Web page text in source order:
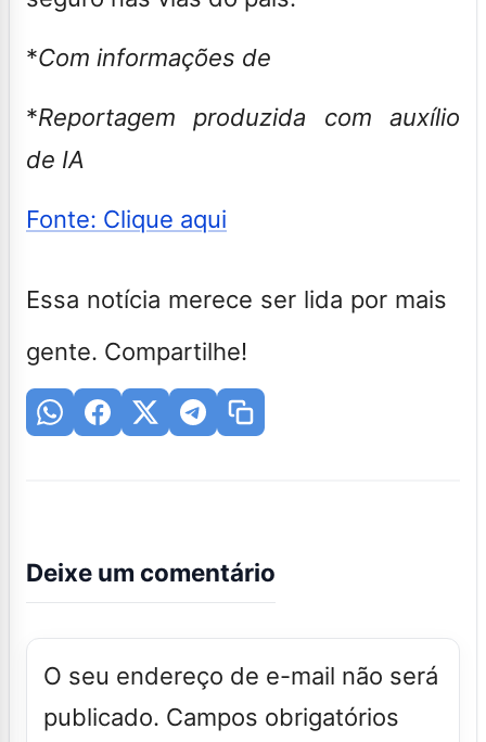
*Com informações de
*Reportagem produzida com auxílio
de IA
Fonte: Clique aqui
Essa notícia merece ser lida por mais
gente. Compartilhe!
Deixe um comentário
O seu endereço de e-mail não será
publicado. Campos obrigatórios